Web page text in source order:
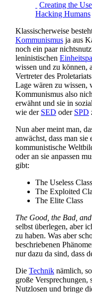
Creating the
Hacking Humans
Klassischerweise
Kommunismus ja aus
noch ein paar
leninistischen
wissen und zu können,
Vertreter des
Lage wären zu wissen,
Kommunismus also
erwähnt und sie in
wie der SED oder SPD
Nun aber meint man,
anwächst, dass man
kommunistische
oder an sie anpassen
gibt:
The Useless Class
The Exploited
The Elite Class
The Good, the Bad,
selbst überlegen, aber
zu haben. Was aber
beschriebenen
nur dazu da sind, dass
Die Technik nämlich,
große Versprechungen,
Nutzlosen und bringe